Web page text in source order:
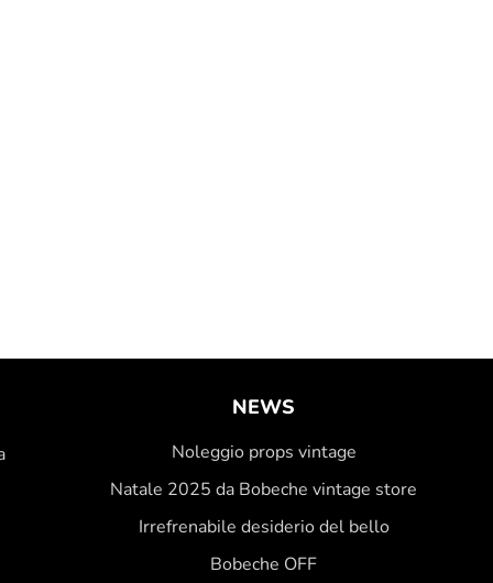
NEWS
Noleggio props vintage
Natale 2025 da Bobeche vintage store
Irrefrenabile desiderio del bello
Bobeche OFF